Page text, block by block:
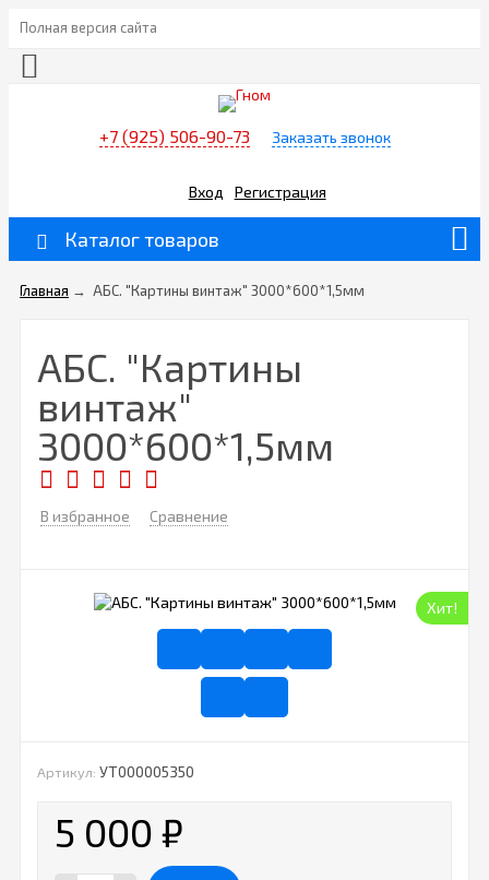
Полная версия сайта
+7 (925) 506-90-73 Заказать звонок
Вход Регистрация
Каталог товаров
Главная → АБС. "Картины винтаж" 3000*600*1,5мм
АБС. "Картины
винтаж"
3000*600*1,5мм
В избранное Сравнение
Хит!
Артикул: УТ000005350
5 000 ₽